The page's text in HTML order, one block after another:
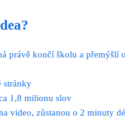
právě končí školu a
stránky
1,8 milionu slov
video, zůstanou o 2 minuty